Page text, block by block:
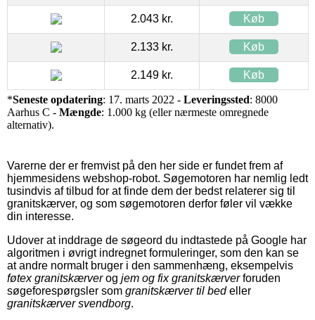
2.043 kr. Køb
2.133 kr. Køb
2.149 kr. Køb
*Seneste opdatering: 17. marts 2022 - Leveringssted: 8000
Aarhus C - Mængde: 1.000 kg (eller nærmeste omregnede
alternativ).
Varerne der er fremvist på den her side er fundet frem af
hjemmesidens webshop-robot. Søgemotoren har nemlig ledt
tusindvis af tilbud for at finde dem der bedst relaterer sig til
granitskærver, og som søgemotoren derfor føler vil vække
din interesse.
Udover at inddrage de søgeord du indtastede på Google har
algoritmen i øvrigt indregnet formuleringer, som den kan se
at andre normalt bruger i den sammenhæng, eksempelvis
føtex granitskærverog jem og fix granitskærverforuden
søgeforespørgsler som granitskærver til bedeller
granitskærver svendborg.